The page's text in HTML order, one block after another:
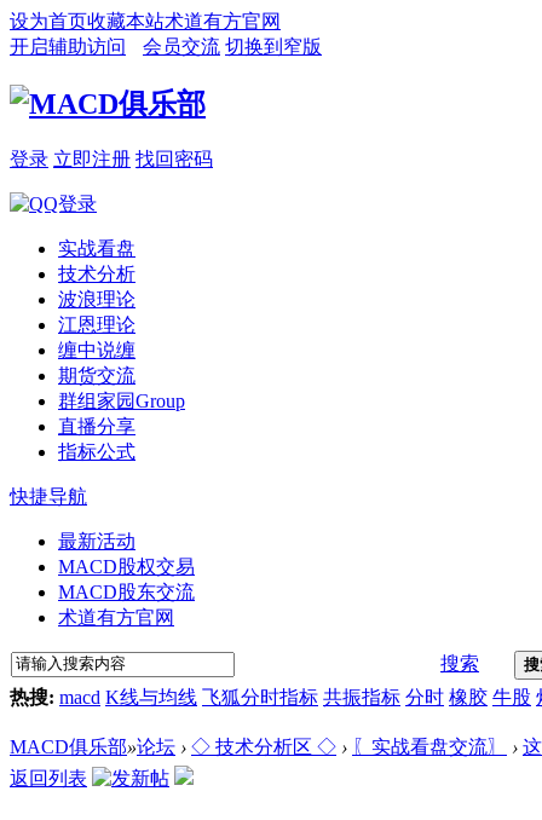
设为首页收藏本站术道有方官网
开启辅助访问
会员交流 切换到窄版
登录 立即注册 找回密码
实战看盘
技术分析
波浪理论
江恩理论
缠中说缠
期货交流
群组家园Group
直播分享
指标公式
快捷导航
最新活动
MACD股权交易
MACD股东交流
术道有方官网
搜索
热搜: macd K线与均线 飞狐分时指标 共振指标 分时 橡胶 牛股
MACD俱乐部»论坛 › ◇ 技术分析区 ◇ › 〖实战看盘交流〗 ›
返回列表